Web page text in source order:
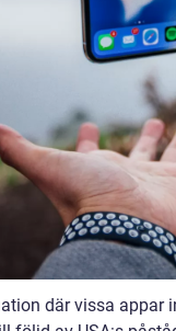
där vissa